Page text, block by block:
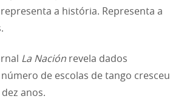
a história. Representa a
La Nación revela dados
de escolas de tango cresceu
anos.